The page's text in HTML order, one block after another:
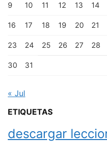
9 10 11 12 13 14
16 17 18 19 20 21
23 24 25 26 27 28
30 31
« Jul
ETIQUETAS
descargar